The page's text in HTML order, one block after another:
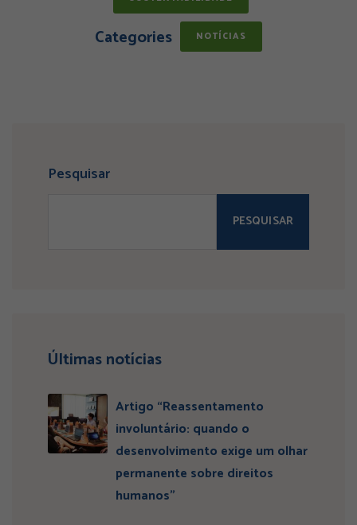
Categories NOTÍCIAS
Pesquisar
PESQUISAR
Últimas notícias
Artigo “Reassentamento
involuntário: quando o
desenvolvimento exige um olhar
permanente sobre direitos
humanos”